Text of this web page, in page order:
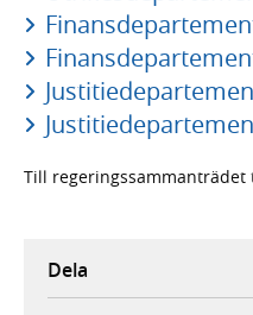
Till regeringssammanträdet
Dela